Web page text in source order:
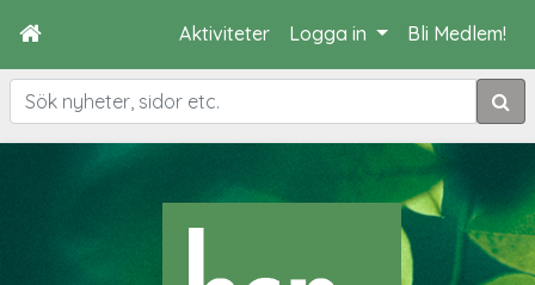
Aktiviteter Logga in Bli Medlem!
Sök